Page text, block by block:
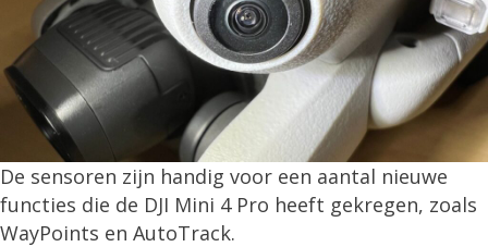
De sensoren zijn handig voor een aantal nieuwe
functies die de DJI Mini 4 Pro heeft gekregen, zoals
WayPoints en AutoTrack.